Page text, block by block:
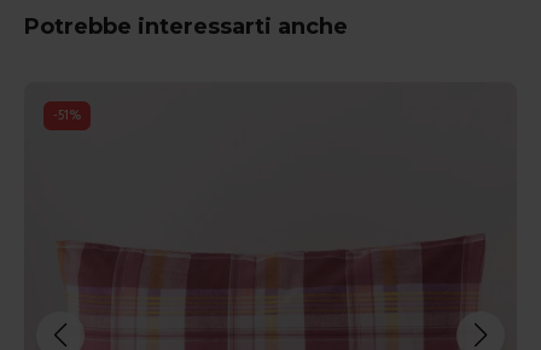
Potrebbe interessarti anche
-51%